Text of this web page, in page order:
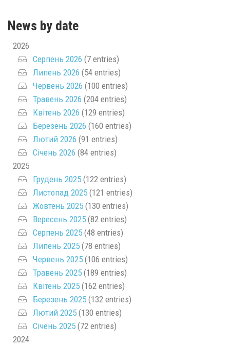
News by date
2026
Серпень 2026 (7 entries)
Липень 2026 (54 entries)
Червень 2026 (100 entries)
Травень 2026 (204 entries)
Квітень 2026 (129 entries)
Березень 2026 (160 entries)
Лютий 2026 (91 entries)
Січень 2026 (84 entries)
2025
Грудень 2025 (122 entries)
Листопад 2025 (121 entries)
Жовтень 2025 (130 entries)
Вересень 2025 (82 entries)
Серпень 2025 (48 entries)
Липень 2025 (78 entries)
Червень 2025 (106 entries)
Травень 2025 (189 entries)
Квітень 2025 (162 entries)
Березень 2025 (132 entries)
Лютий 2025 (130 entries)
Січень 2025 (72 entries)
2024